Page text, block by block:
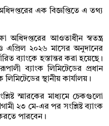
এক বিজ্ঞপ্তিতে এ তথ্য
অধিদপ্তরের আওতাধীন স্বতন্ত্র
ও এপ্রিল ২০২৬ মাসের অনুদানের
ব্যাংকে হস্তান্তর করা হয়েছে।
ব্যাংক লিমিটেডের প্রধান
স্থানীয় কার্যালয়।
স্মারকের মাধ্যমে চেকগুলো
২৩ মে-এর পর সংশ্লিষ্ট ব্যাংক
পারবেন।